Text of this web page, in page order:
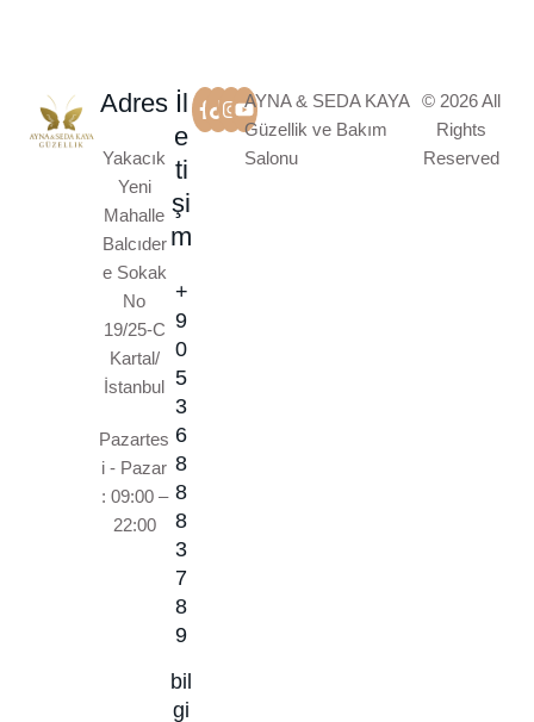
Adres
Yakacık
Yeni
Mahalle
Balcıder
e Sokak
No
19/25-C
Kartal/
İstanbul
Pazartes
i - Pazar
: 09:00 –
22:00
İl
e
ti
şi
m
+
9
0
5
3
6
8
8
8
3
7
8
9
bil
gi
AYNA & SEDA KAYA
Güzellik ve Bakım
Salonu
© 2026 All
Rights
Reserved